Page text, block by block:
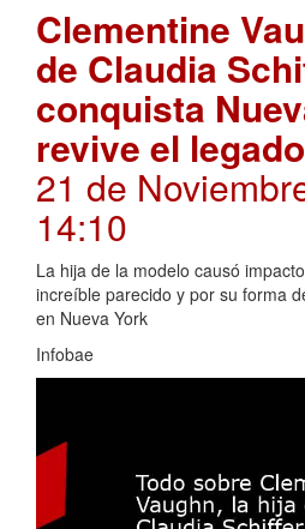
Clementine
de Claudia
conquista
revive el
21 de
14:10
La hija de la modelo causó
increíble parecido y por su forma
en Nueva York
Infobae